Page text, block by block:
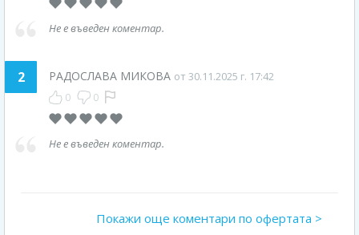
Не е въведен коментар.
2 РАДОСЛАВА МИКОВА от 30.11.2025 г. 17:42
0 0
Не е въведен коментар.
Покажи още коментари по офертата >